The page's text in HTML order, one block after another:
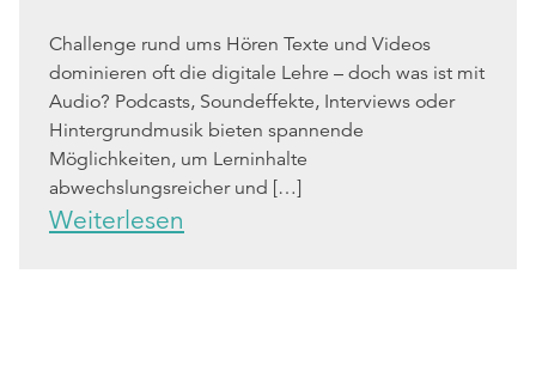
Challenge rund ums Hören Texte und Videos
dominieren oft die digitale Lehre – doch was ist mit
Audio? Podcasts, Soundeffekte, Interviews oder
Hintergrundmusik bieten spannende
Möglichkeiten, um Lerninhalte
abwechslungsreicher und […]
Weiterlesen